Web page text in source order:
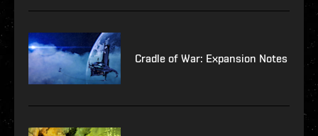
Cradle of War: Expansion Notes